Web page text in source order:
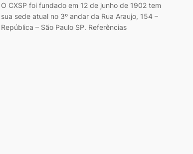
O CXSP foi fundado em 12 de junho de 1902 tem
sua sede atual no 3º andar da Rua Araujo, 154 –
República – São Paulo SP. Referências